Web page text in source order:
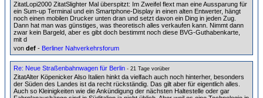
ZitatLopi2000 ZitatSlighter Mal überspitzt: Im Zweifel flext man eine Aussparung für
ein Sum-up Terminal und ein Smartphone-Display in einen alten Entwerter, hängt
noch einen mobilen Drucker unten dran und setzt davon ein Ding in jeden Zug.
Dann hat man was günstiges, was theoretisch alles verkaufen kann. Nimmt dann
zwar kein Bargeld, aber es gibt doch bestimmt noch diese BVG-Guthabenkarte,
mit d
von def - Berliner Nahverkehrsforum
Re: Neue Straßenbahnwagen für Berlin - 21 Tage vorüber
ZitatAlter Köpenicker Also Italien hinkt da vielfach auch noch hinterher, besonders
der Süden des Landes ist da recht rückständig. Das gilt aber für eigentlich alles.
Auch so Kleinigkeiten wie die Ankündigung der nächsten Haltestelle oder gar